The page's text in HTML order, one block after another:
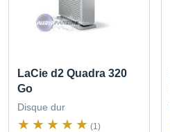
LaCie d2 Quadra 320
Go
Disque dur
(1)